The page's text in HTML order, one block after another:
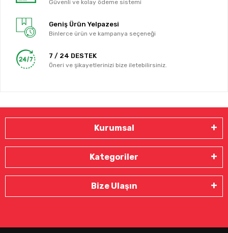
Güvenli ve kolay ödeme sistemi
Geniş Ürün Yelpazesi
Binlerce ürün ve kampanya seçeneği
7 / 24 DESTEK
Öneri ve şikayetlerinizi bize iletebilirsiniz.
Kurumsal
Kategoriler
Bize Ulaşın